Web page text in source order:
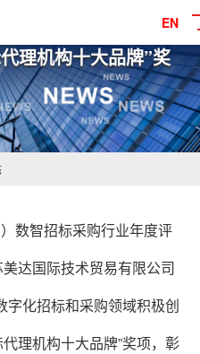
EN
理机构十大品牌”奖
数智招标采购行业年度评
美达国际技术贸易有限公司
字化招标和采购领域积极创
理机构十大品牌”奖项，彰